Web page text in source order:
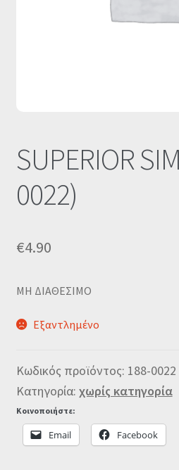
SUPERIOR
0022)
€4.90
MΗ ΔΙΑΘΕΣΙΜΟ
Εξαντλημένο
Κωδικός προϊόντος: 188-0022
Κατηγορία: χωρίς κατηγορία
Κοινοποιήστε:
Email Facebook